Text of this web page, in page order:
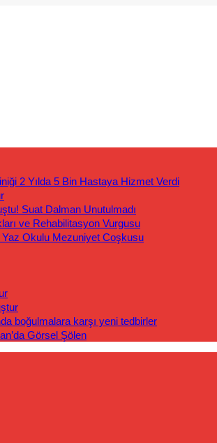
2 Yılda 5 Bin Hastaya Hizmet Verdi
Suat Dalman Unutulmadı
ve Rehabilitasyon Vurgusu
Okulu Mezuniyet Coşkusu
boğulmalara karşı yeni tedbirler
Görsel Şölen